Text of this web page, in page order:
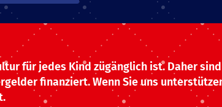
für jedes Kind zügänglich ist. Daher
finanziert. Wenn Sie uns